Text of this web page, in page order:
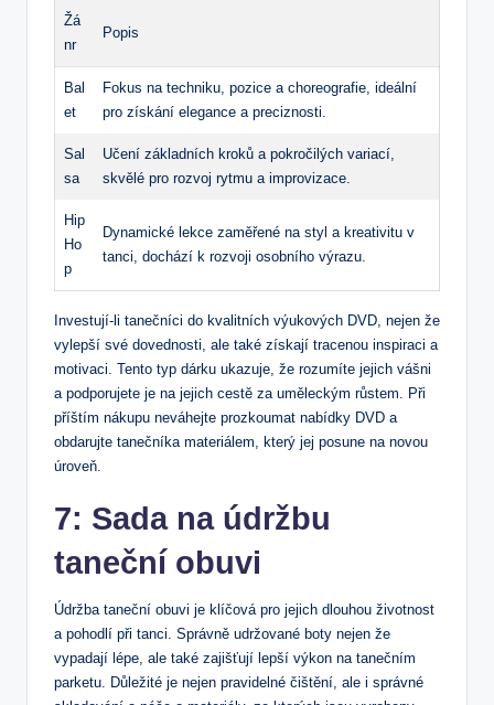
Žá
nr
Popis
Bal
et
Fokus na techniku, pozice a choreografie, ideální
pro získání elegance a preciznosti.
Sal
sa
Učení základních kroků a pokročilých variací,
skvělé pro rozvoj rytmu a improvizace.
Hip
Ho
p
Dynamické lekce zaměřené na styl a kreativitu v
tanci, dochází k rozvoji osobního výrazu.
Investují-li tanečníci do kvalitních výukových DVD, nejen že
vylepší své dovednosti, ale také získají tracenou inspiraci a
motivaci. Tento typ dárku ukazuje, že rozumíte jejich vášni
a podporujete je na jejich cestě za uměleckým růstem. Při
příštím nákupu neváhejte prozkoumat nabídky DVD a
obdarujte tanečníka materiálem, který jej posune na novou
úroveň.
7: Sada na údržbu
taneční obuvi
Údržba taneční obuvi je klíčová pro jejich dlouhou životnost
a pohodlí při tanci. Správně udržované boty nejen že
vypadají lépe, ale také zajišťují lepší výkon na tanečním
parketu. Důležité je nejen pravidelné čištění, ale i správné